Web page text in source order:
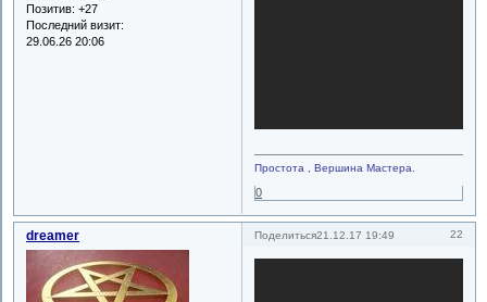
Позитив: +27
Последний визит:
29.06.26 20:06
Простота , Вершина Мастера.
0
Поделиться 22
21.12.17 19:49
dreamer